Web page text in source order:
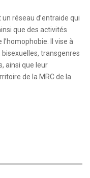
réseau d’entraide qui
que des activités
Il vise à
transgenres
ainsi que leur
de la MRC de la